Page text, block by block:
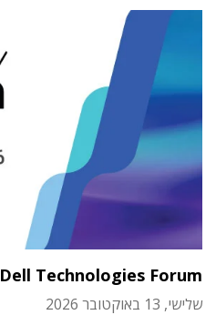
Dell Technologies Forum
שלישי, 13 באוקטובר 2026